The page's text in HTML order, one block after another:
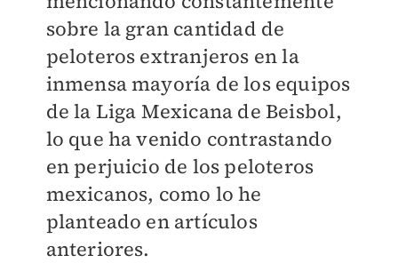
sobre la gran cantidad de
peloteros extranjeros en la
inmensa mayoría de los equipos
de la Liga Mexicana de Beisbol,
lo que ha venido contrastando
en perjuicio de los peloteros
mexicanos, como lo he
planteado en artículos
anteriores.